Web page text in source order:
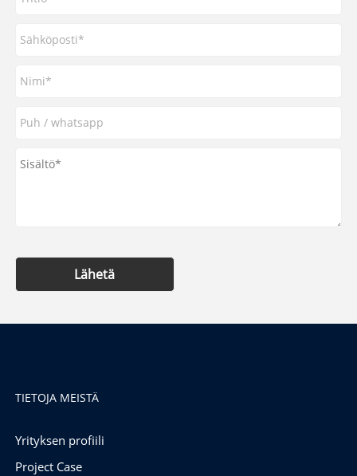
Lähetä
TIETOJA MEISTÄ
Yrityksen profiili
Project Case